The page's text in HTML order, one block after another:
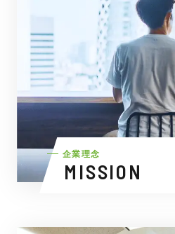
企業理念
MISSION